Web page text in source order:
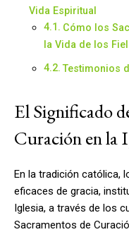
Vida Espiritual
Cómo los
la Vida de los
Testimonios
El Significado
Curación en la
En la tradición católica,
eficaces de gracia,
Iglesia, a través de los
Sacramentos de